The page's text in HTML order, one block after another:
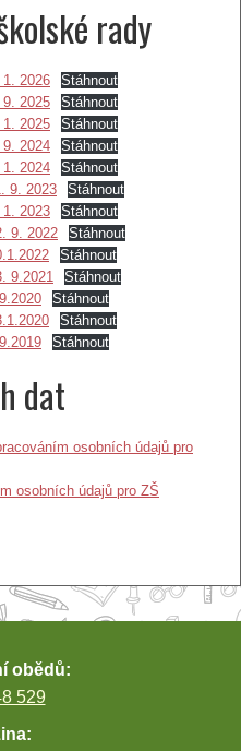
rady
2026
Stáhnout
2025
Stáhnout
2025
Stáhnout
2024
Stáhnout
2024
Stáhnout
9. 2023
Stáhnout
2023
Stáhnout
9. 2022
Stáhnout
Stáhnout
9.2021
Stáhnout
Stáhnout
Stáhnout
Stáhnout
dat
osobních údajů pro
osobních údajů pro ZŠ
obědů:
529